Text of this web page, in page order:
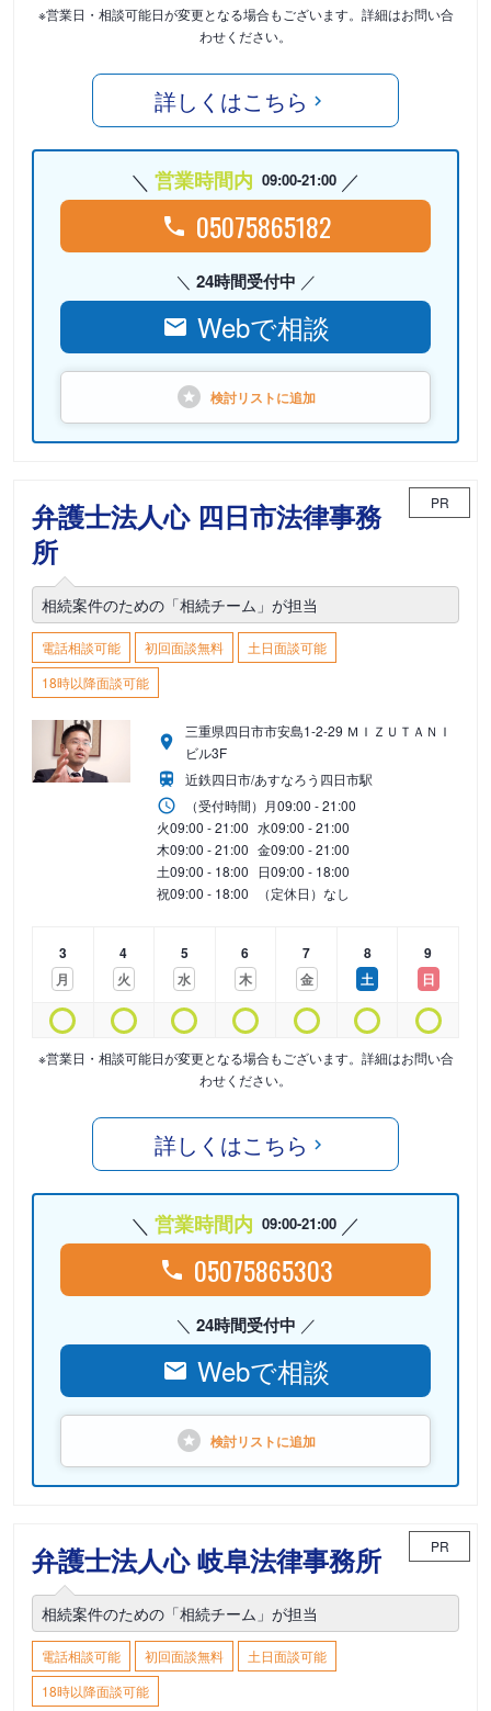
※営業日・相談可能日が変更となる場合もございます。詳細はお問い合
わせください。
詳しくはこちら
営業時間内 09:00-21:00
05075865182
24時間受付中
Webで相談
検討リストに追加
弁護士法人心 四日市法律事務
所
PR
相続案件のための「相続チーム」が担当
電話相談可能 初回面談無料
土日面談可能
18時以降面談可能
三重県四日市市安島1-2-29 ＭＩＺＵＴＡＮＩ
ビル3F
近鉄四日市/あすなろう四日市駅
（受付時間） 月09:00 - 21:00
火09:00 - 21:00 水09:00 - 21:00
木09:00 - 21:00 金09:00 - 21:00
土09:00 - 18:00 日09:00 - 18:00
祝09:00 - 18:00 （定休日）なし
3
月
4
火
5
水
6
木
7
金
8
土
9
日
※営業日・相談可能日が変更となる場合もございます。詳細はお問い合
わせください。
詳しくはこちら
営業時間内 09:00-21:00
05075865303
24時間受付中
Webで相談
検討リストに追加
弁護士法人心 岐阜法律事務所 PR
相続案件のための「相続チーム」が担当
電話相談可能 初回面談無料
土日面談可能
18時以降面談可能